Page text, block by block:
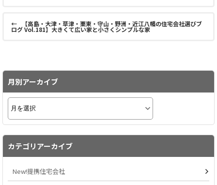
← 【高島・ 大津・草津・栗東・守山・野洲・近江八幡の住宅会社選びブ
ログ Vol.181】大きくて広い家と小さくシンプルな家
月別アーカイブ
カテゴリアーカイブ
New!提携住宅会社